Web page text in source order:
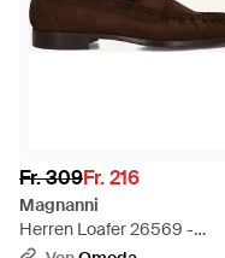
Fr. 309Fr. 216
Magnanni
Herren Loafer 26569 -
Schwarz